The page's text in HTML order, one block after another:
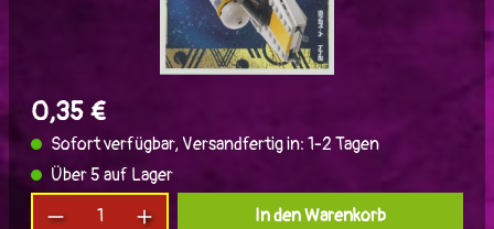
0,35 €
Sofort verfügbar, Versandfertig in: 1-2 Tagen
Über 5 auf Lager
Produkt Anzahl: Gib den gewünschten Wert
In den Warenkorb